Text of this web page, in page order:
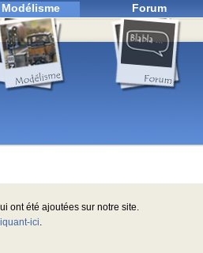
Modélisme Forum
ont été ajoutées sur notre site.
ici.